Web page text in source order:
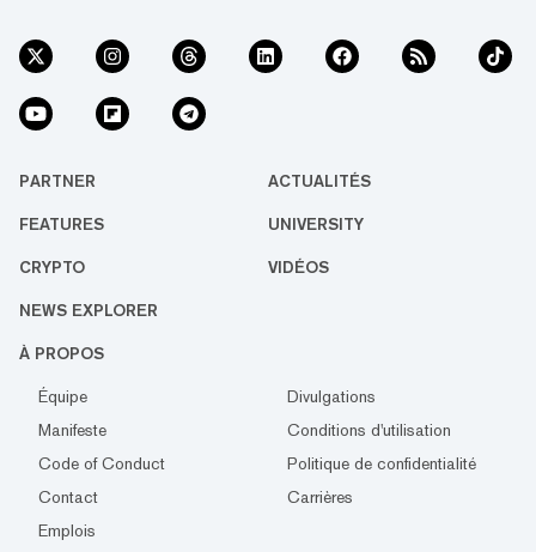
PARTNER ACTUALITÉS
FEATURES UNIVERSITY
CRYPTO VIDÉOS
NEWS EXPLORER
À PROPOS
Équipe
Divulgations
Manifeste
Conditions d'utilisation
Code of Conduct
Politique de confidentialité
Contact
Carrières
Emplois